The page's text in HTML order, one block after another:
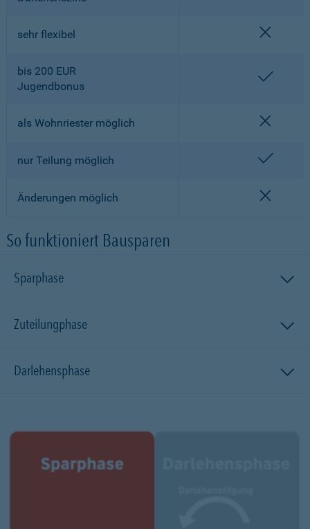
sehr flexibel
bis 200 EUR
Jugendbonus
als Wohnriester möglich
nur Teilung möglich
Änderungen möglich
So funktioniert Bausparen
Sparphase
Zuteilungphase
Darlehensphase